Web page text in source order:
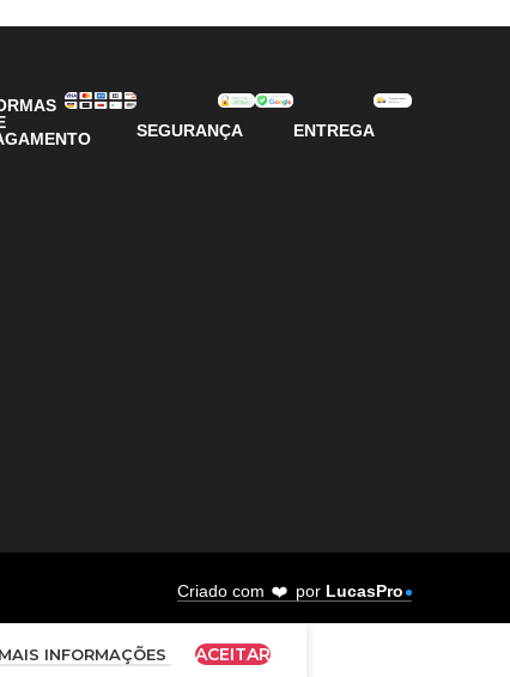
VER OPÇÕES
SEGURANÇA ENTREGA
Criado com ❤️ por LucasPro
MAIS INFORMAÇÕES ACEITAR